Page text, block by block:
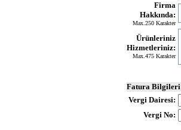
Firma
Hakkında:
Max.250 Karakter
Ürünleriniz
Hizmetleriniz:
Max.475 Karakter
Fatura Bilgileri
Vergi Dairesi:
Vergi No: